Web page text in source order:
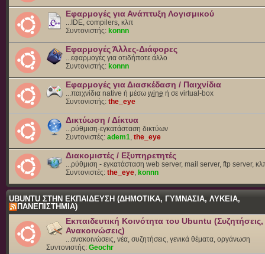
Εφαρμογές για Ανάπτυξη Λογισμικού
...IDE, compilers, κλπ
Συντονιστής: konnn
Εφαρμογές Άλλες-Διάφορες
...εφαρμογές για οτιδήποτε άλλο
Συντονιστής: konnn
Εφαρμογές για Διασκέδαση / Παιχνίδια
...παιχνίδια native ή μέσω wine ή σε virtual-box
Συντονιστής: the_eye
Δικτύωση / Δίκτυα
...ρύθμιση-εγκατάσταση δικτύων
Συντονιστές: adem1 the_eye
Διακομιστές / Εξυπηρετητές
...ρύθμιση - εγκατάσταση web server, mail server, ftp server,
Συντονιστές: the_eye konnn
UBUNTU ΣΤΗΝ ΕΚΠΑΙΔΕΥΣΗ (ΔΗΜΟΤΙΚΑ, ΓΥΜΝΑΣΙΑ, ΛΥΚΕΙΑ,
ΠΑΝΕΠΙΣΤΗΜΙΑ)
Εκπαιδευτική Κοινότητα του Ubuntu
Ανακοινώσεις)
...ανακοινώσεις, νέα, συζητήσεις, γενικά θέματα, οργάνωση
Συντονιστής: Geochr